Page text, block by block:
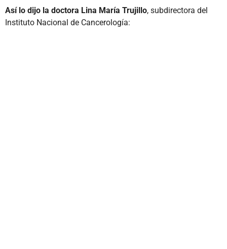
Así lo dijo la doctora Lina María Trujillo, subdirectora del
Instituto Nacional de Cancerología: